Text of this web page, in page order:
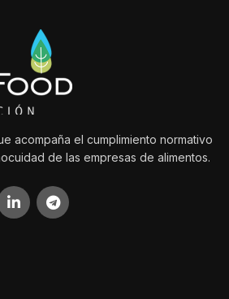
acompaña el cumplimiento normativo
de las empresas de alimentos.